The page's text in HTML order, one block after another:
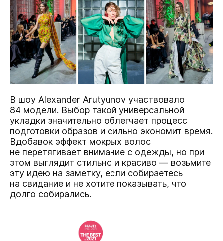
В шоу Alexander Arutyunov участвовало
84 модели. Выбор такой универсальной
укладки значительно облегчает процесс
подготовки образов и сильно экономит время.
Вдобавок эффект мокрых волос
не перетягивает внимание с одежды, но при
этом выглядит стильно и красиво — возьмите
эту идею на заметку, если собираетесь
на свидание и не хотите показывать, что
долго собирались.